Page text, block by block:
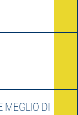
MEGLIO DI